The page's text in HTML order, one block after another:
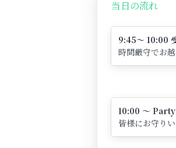
当日の流れ
9:45～ 10:00
時間厳守でお越
10:00 ～ Party
皆様にお守り